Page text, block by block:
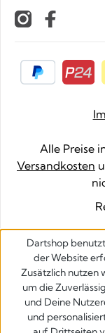
Alle Preise
Versandkosten
Dartshop
der Website
Zusätzlich nutzen
um die
und Deine
und